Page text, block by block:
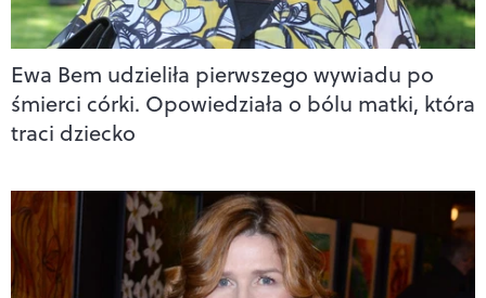
Ewa Bem udzieliła pierwszego wywiadu po
śmierci córki. Opowiedziała o bólu matki, która
traci dziecko